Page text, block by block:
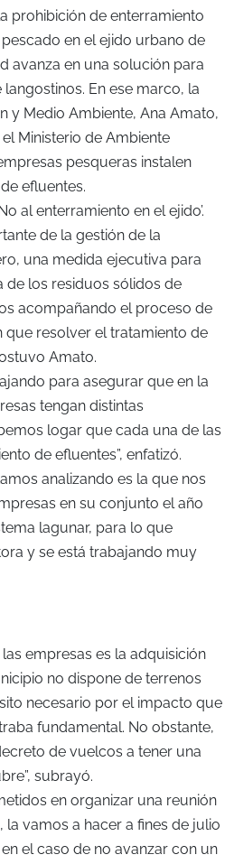
prohibición de enterramiento
en el ejido urbano de
avanza en una solución para
En ese marco, la
y Medio Ambiente, Ana Amato,
Ministerio de Ambiente
pesqueras instalen
efluentes.
al enterramiento en el ejido’.
de la gestión de la
una medida ejecutiva para
los residuos sólidos de
acompañando el proceso de
que resolver el tratamiento de
Amato.
para asegurar que en la
tengan distintas
logar que cada una de las
de efluentes”, enfatizó.
analizando es la que nos
en su conjunto el año
lagunar, para lo que
y se está trabajando muy
empresas es la adquisición
no dispone de terrenos
necesario por el impacto que
fundamental. No obstante,
de vuelcos a tener una
subrayó.
en organizar una reunión
vamos a hacer a fines de julio
el caso de no avanzar con un